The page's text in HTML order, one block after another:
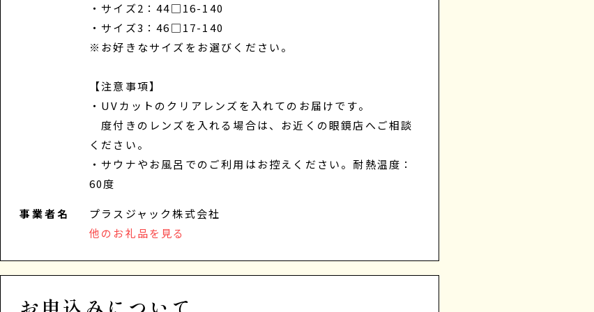
・サイズ2：44□16-140
・サイズ3：46□17-140
※お好きなサイズをお選びください。
【注意事項】
・UVカットのクリアレンズを入れてのお届けです。
度付きのレンズを入れる場合は、お近くの眼鏡店へご相談
ください。
・サウナやお風呂でのご利用はお控えください。耐熱温度：
60度
事業者名
プラスジャック株式会社
他のお礼品を見る